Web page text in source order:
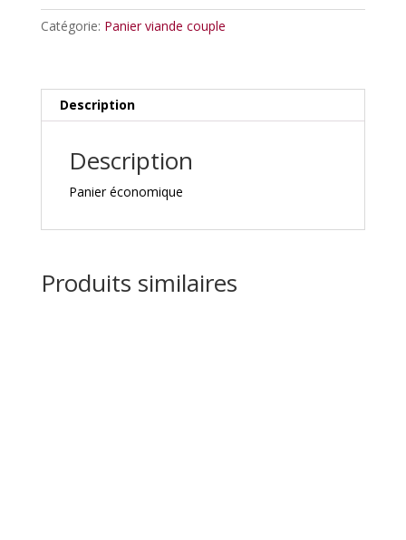
Catégorie: Panier viande couple
Description
Description
Panier économique
Produits similaires